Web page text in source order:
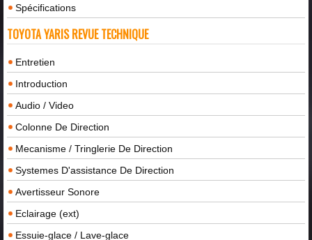
Spécifications
TOYOTA YARIS REVUE TECHNIQUE
Entretien
Introduction
Audio / Video
Colonne De Direction
Mecanisme / Tringlerie De Direction
Systemes D'assistance De Direction
Avertisseur Sonore
Eclairage (ext)
Essuie-glace / Lave-glace